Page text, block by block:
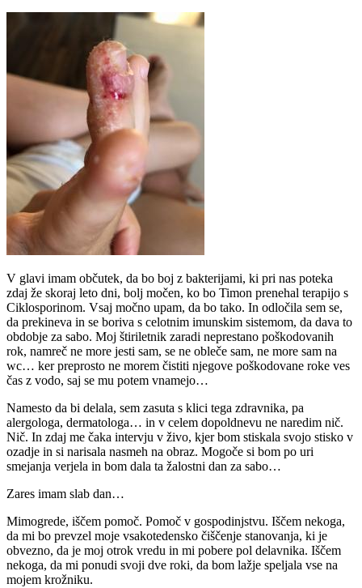
V glavi imam občutek, da bo boj z bakterijami, ki pri nas poteka
zdaj že skoraj leto dni, bolj močen, ko bo Timon prenehal terapijo s
Ciklosporinom. Vsaj močno upam, da bo tako. In odločila sem se,
da prekineva in se boriva s celotnim imunskim sistemom, da dava to
obdobje za sabo. Moj štiriletnik zaradi neprestano poškodovanih
rok, namreč ne more jesti sam, se ne obleče sam, ne more sam na
wc… ker preprosto ne morem čistiti njegove poškodovane roke ves
čas z vodo, saj se mu potem vnamejo…
Namesto da bi delala, sem zasuta s klici tega zdravnika, pa
alergologa, dermatologa… in v celem dopoldnevu ne naredim nič.
Nič. In zdaj me čaka intervju v živo, kjer bom stiskala svojo stisko v
ozadje in si narisala nasmeh na obraz. Mogoče si bom po uri
smejanja verjela in bom dala ta žalostni dan za sabo…
Zares imam slab dan…
Mimogrede, iščem pomoč. Pomoč v gospodinjstvu. Iščem nekoga,
da mi bo prevzel moje vsakotedensko čiščenje stanovanja, ki je
obvezno, da je moj otrok vredu in mi pobere pol delavnika. Iščem
nekoga, da mi ponudi svoji dve roki, da bom lažje speljala vse na
mojem krožniku.